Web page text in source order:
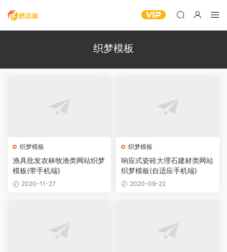
织梦模板
织梦模板
渔具批发农林牧渔类网站织梦
模板(带手机端)
2020-11-27
织梦模板
响应式瓷砖大理石建材类网站
织梦模板(自适应手机端)
2020-09-22